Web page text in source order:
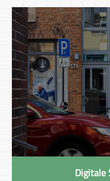
Digitale